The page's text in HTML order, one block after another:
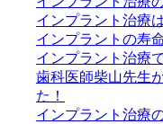
インプラント治療
インプラントの寿
インプラント治療
歯科医師柴山先生
た！
インプラント治療